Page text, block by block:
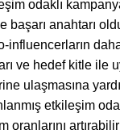
odaklı
başarı anahtarı
influencerların
ve hedef kitle ile
ulaşmasına
etkileşim
oranlarını